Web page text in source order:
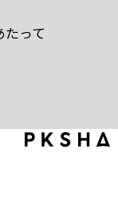
たって